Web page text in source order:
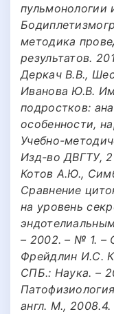
пульмонологии
методика
результатов.
Деркач В.В.,
Иванова Ю.В.
подростков:
особенности,
Учебно-
Изд-во ДВГТУ,
Котов А.Ю.,
Сравнение
на уровень
– 2002. – № 1. –
Фрейдлин И.С.
СПБ.: Наука. –
англ. М.,